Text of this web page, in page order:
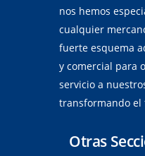
nos hemos
cualquier
fuerte esquema
y comercial para
servicio a
transformando
Otras